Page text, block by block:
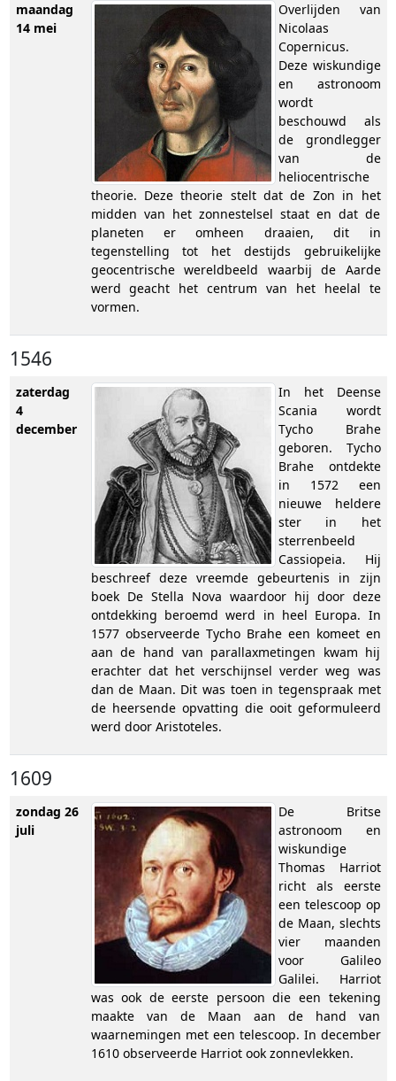
maandag
14 mei
Overlijden van
Nicolaas
Copernicus.
Deze wiskundige
en astronoom
wordt
beschouwd als
de grondlegger
van de
heliocentrische
theorie. Deze theorie stelt dat de Zon in het
midden van het zonnestelsel staat en dat de
planeten er omheen draaien, dit in
tegenstelling tot het destijds gebruikelijke
geocentrische wereldbeeld waarbij de Aarde
werd geacht het centrum van het heelal te
vormen.
1546
zaterdag
4
december
In het Deense
Scania wordt
Tycho Brahe
geboren. Tycho
Brahe ontdekte
in 1572 een
nieuwe heldere
ster in het
sterrenbeeld
Cassiopeia. Hij
beschreef deze vreemde gebeurtenis in zijn
boek De Stella Nova waardoor hij door deze
ontdekking beroemd werd in heel Europa. In
1577 observeerde Tycho Brahe een komeet en
aan de hand van parallaxmetingen kwam hij
erachter dat het verschijnsel verder weg was
dan de Maan. Dit was toen in tegenspraak met
de heersende opvatting die ooit geformuleerd
werd door Aristoteles.
1609
zondag 26
juli
De Britse
astronoom en
wiskundige
Thomas Harriot
richt als eerste
een telescoop op
de Maan, slechts
vier maanden
voor Galileo
Galilei. Harriot
was ook de eerste persoon die een tekening
maakte van de Maan aan de hand van
waarnemingen met een telescoop. In december
1610 observeerde Harriot ook zonnevlekken.